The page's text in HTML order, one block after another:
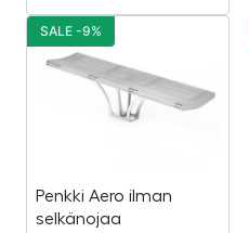
Penkki Aero ilman
selkänojaa
SALE -9%